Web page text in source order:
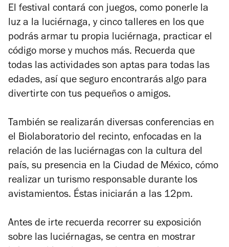
El festival contará con juegos, como ponerle la
luz a la luciérnaga, y cinco talleres en los que
podrás armar tu propia luciérnaga, practicar el
código morse y muchos más. Recuerda que
todas las actividades son aptas para todas las
edades, así que seguro encontrarás algo para
divertirte con tus pequeños o amigos.
También se realizarán diversas conferencias en
el Biolaboratorio del recinto, enfocadas en la
relación de las luciérnagas con la cultura del
país, su presencia en la Ciudad de México, cómo
realizar un turismo responsable durante los
avistamientos. Éstas iniciarán a las 12pm.
Antes de irte recuerda recorrer su exposición
sobre las luciérnagas, se centra en mostrar